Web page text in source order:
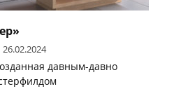
26.02.2024
давным-давно